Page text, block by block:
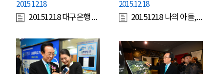
2015.12.18
20151218 대구은행 아이M뱅크 1호 독도지점 오픈식
2015.12.18
20151218 나의 아들, 나의 어머니 시사회